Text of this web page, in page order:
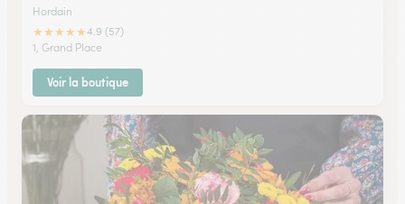
Hordain
★★★★★4.9 (57)
1, Grand Place
Voir la boutique